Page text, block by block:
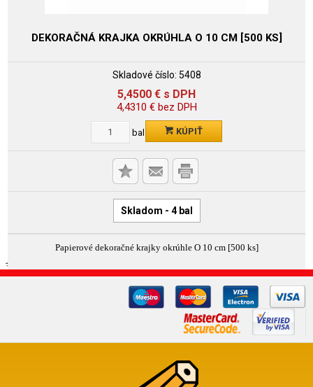
DEKORAČNÁ KRAJKA OKRÚHLA O 10 CM [500 KS]
Skladové číslo: 5408
5,4500 € s DPH
4,4310 €bez DPH
bal KÚPIŤ
Skladom - 4 bal
Papierové dekoračné krajky okrúhle O 10 cm [500 ks]